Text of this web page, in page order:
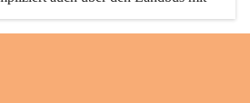
zu erreichen. Die Linie
Feiertagen können Sie bequem